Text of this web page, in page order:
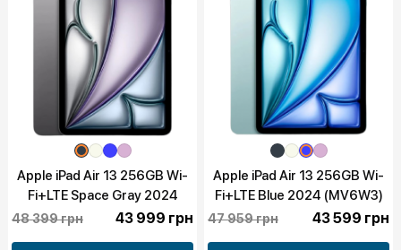
Apple iPad Air 13 256GB Wi-
Fi+LTE Space Gray 2024
(MV6V3)
48 399 грн 43 999 грн
Apple iPad Air 13 256GB Wi-
Fi+LTE Blue 2024 (MV6W3)
47 959 грн 43 599 грн